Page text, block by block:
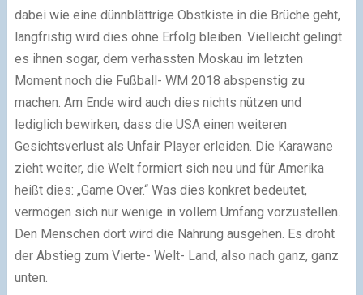
dabei wie eine dünnblättrige Obstkiste in die Brüche geht,
langfristig wird dies ohne Erfolg bleiben. Vielleicht gelingt
es ihnen sogar, dem verhassten Moskau im letzten
Moment noch die Fußball- WM 2018 abspenstig zu
machen. Am Ende wird auch dies nichts nützen und
lediglich bewirken, dass die USA einen weiteren
Gesichtsverlust als Unfair Player erleiden. Die Karawane
zieht weiter, die Welt formiert sich neu und für Amerika
heißt dies: „Game Over.“ Was dies konkret bedeutet,
vermögen sich nur wenige in vollem Umfang vorzustellen.
Den Menschen dort wird die Nahrung ausgehen. Es droht
der Abstieg zum Vierte- Welt- Land, also nach ganz, ganz
unten.